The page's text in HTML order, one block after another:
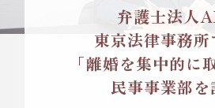
弁護士法人
東京法律事務所
「離婚を集中的に
民事事業部を